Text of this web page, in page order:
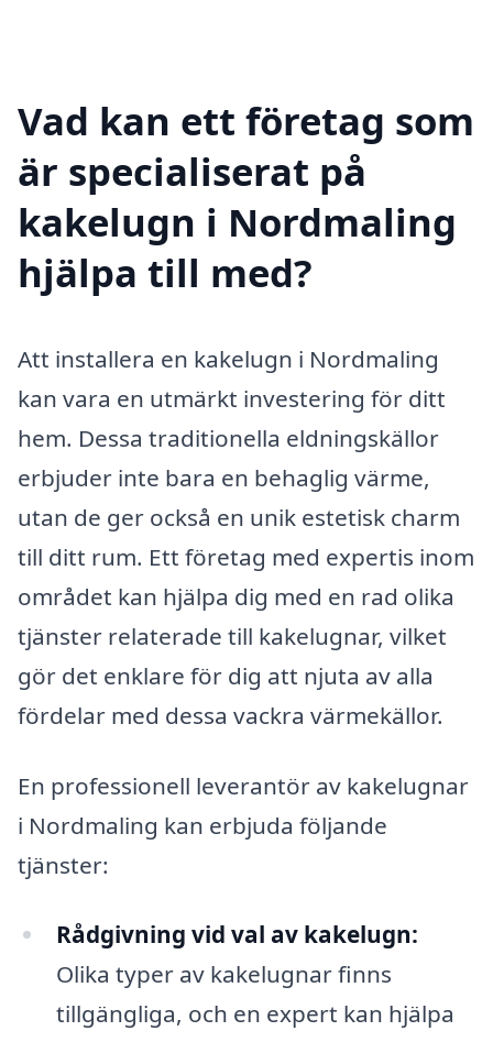
Vad kan ett företag som
är specialiserat på
kakelugn i Nordmaling
hjälpa till med?
Att installera en kakelugn i Nordmaling
kan vara en utmärkt investering för ditt
hem. Dessa traditionella eldningskällor
erbjuder inte bara en behaglig värme,
utan de ger också en unik estetisk charm
till ditt rum. Ett företag med expertis inom
området kan hjälpa dig med en rad olika
tjänster relaterade till kakelugnar, vilket
gör det enklare för dig att njuta av alla
fördelar med dessa vackra värmekällor.
En professionell leverantör av kakelugnar
i Nordmaling kan erbjuda följande
tjänster:
Rådgivning vid val av kakelugn:
Olika typer av kakelugnar finns
tillgängliga, och en expert kan hjälpa